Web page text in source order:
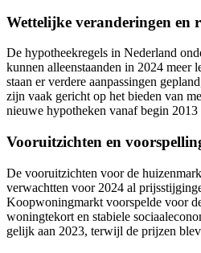
Wettelijke veranderingen en
De hypotheekregels in Nederland
kunnen alleenstaanden in 2024 meer
staan er verdere aanpassingen
zijn vaak gericht op het bieden van
nieuwe hypotheken vanaf begin
Vooruitzichten en
De vooruitzichten voor de
verwachtten voor 2024 al
Koopwoningmarkt voorspelde voor
woningtekort en stabiele
gelijk aan 2023, terwijl de prijzen